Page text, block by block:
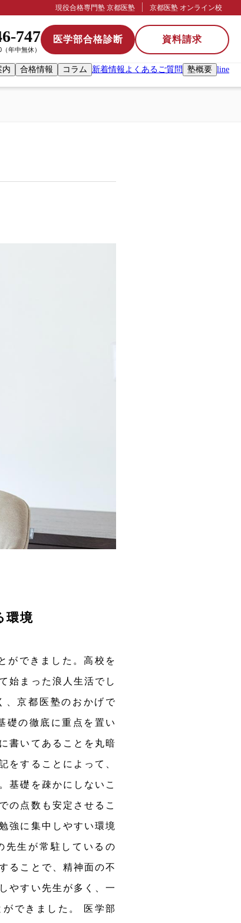
現役合格専門塾 京都医塾 京都医塾 オンライン校
内 合格情報 コラム 新着情報よくあるご質問 塾概要 line
747
年中無休）
医学部合格診断 資料請求
環境
ができました。高校を
始まった浪人生活でし
、京都医塾のおかげで
礎の徹底に重点を置い
書いてあることを丸暗
をすることによって、
基礎を疎かにしないこ
の点数も安定させるこ
強に集中しやすい環境
先生が常駐しているの
ることで、精神面の不
やすい先生が多く、一
できました。 医学部